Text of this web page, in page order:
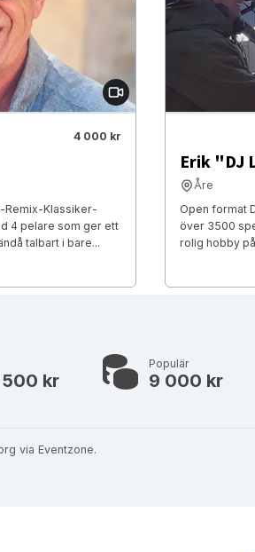
4 000 kr
Remix-Klassiker-
4 pelare som ger ett
talbart i bare...
Erik "DJ
Åre
Open format
över 3500
rolig hobby
kr
Populär
9 000 kr
via Eventzone.